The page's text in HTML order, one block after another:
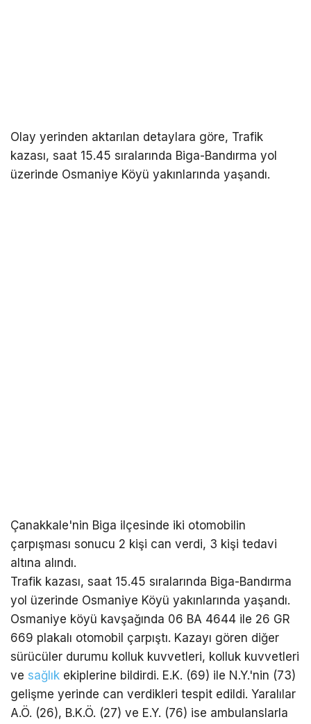
Olay yerinden aktarılan detaylara göre, Trafik
kazası, saat 15.45 sıralarında Biga-Bandırma yol
üzerinde Osmaniye Köyü yakınlarında yaşandı.
Çanakkale'nin Biga ilçesinde iki otomobilin
çarpışması sonucu 2 kişi can verdi, 3 kişi tedavi
altına alındı.
Trafik kazası, saat 15.45 sıralarında Biga-Bandırma
yol üzerinde Osmaniye Köyü yakınlarında yaşandı.
Osmaniye köyü kavşağında 06 BA 4644 ile 26 GR
669 plakalı otomobil çarpıştı. Kazayı gören diğer
sürücüler durumu kolluk kuvvetleri, kolluk kuvvetleri
ve sağlık ekiplerine bildirdi. E.K. (69) ile N.Y.'nin (73)
gelişme yerinde can verdikleri tespit edildi. Yaralılar
A.Ö. (26), B.K.Ö. (27) ve E.Y. (76) ise ambulanslarla